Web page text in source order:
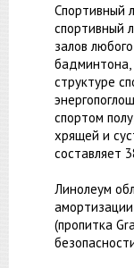
Спортивный
спортивный
залов
бадминтона,
структуре
спортом
хрящей и
составляет
Линолеум
(пропитка